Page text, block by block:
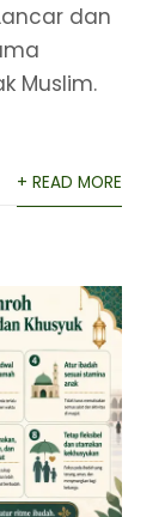
dan
Muslim.
+ READ MORE